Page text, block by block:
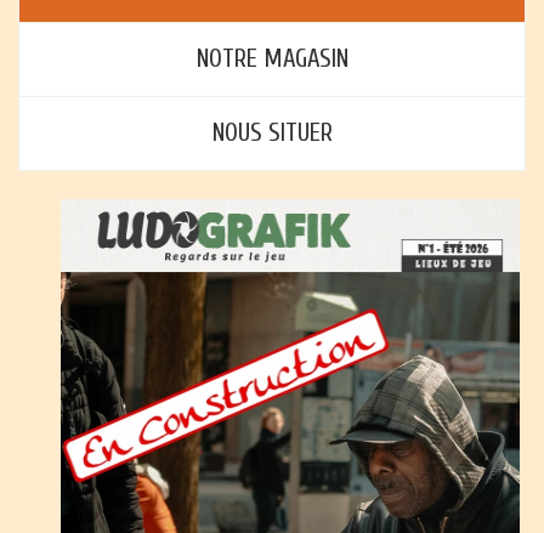
NOTRE MAGASIN
NOUS SITUER